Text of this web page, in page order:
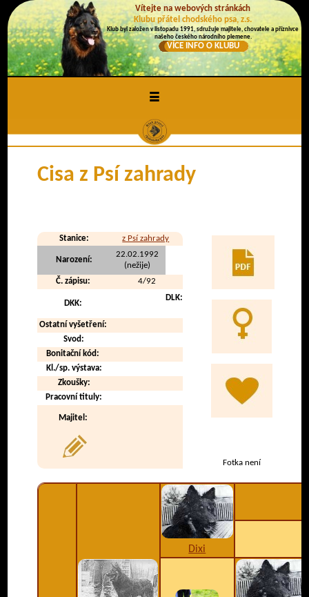
Vítejte na webových stránkách
Klubu přátel chodského psa, z.s.
Klub byl založen v listopadu 1991, sdružuje majitele, chovatele a příznivce
našeho českého národního plemene.
VÍCE INFO O KLUBU
≡
Cisa z Psí zahrady
Stanice: z Psí zahrady
Fotka není
Narození:
22.02.1992
(nežije)
Č. zápisu:
4/92
DKK:
DLK:
Ostatní vyšetření:
Svod:
Bonitační kód:
Kl./sp. výstava:
Zkoušky:
Pracovní tituly:
Majitel:
Dixi